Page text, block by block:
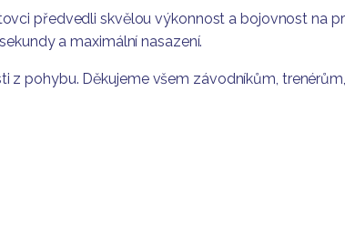
předvedli skvělou výkonnost a bojovnost na
a maximální nasazení.
pohybu. Děkujeme všem závodníkům,